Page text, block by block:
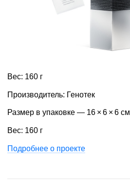
Вес: 160 г
Производитель: Генотек
Размер в упаковке — 16 × 6 × 6 см
Вес: 160 г
Подробнее о проекте